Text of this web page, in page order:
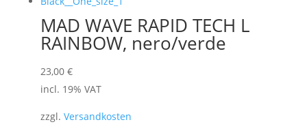
MAD WAVE RAPID TECH L
RAINBOW, nero/verde
23,00 €
incl. 19% VAT
zzgl. Versandkosten